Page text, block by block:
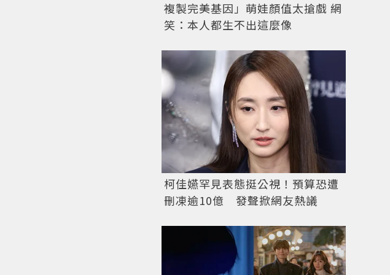
複製完美基因」萌娃顏值太搶戲 網
笑：本人都生不出這麼像
柯佳嬿罕見表態挺公視！預算恐遭
刪凍逾10億 發聲掀網友熱議